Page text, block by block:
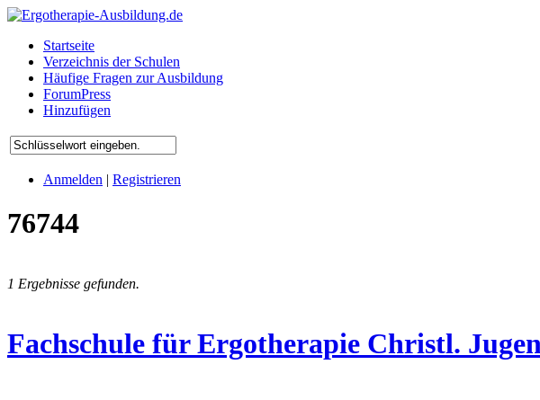
Startseite
Verzeichnis der Schulen
Häufige Fragen zur Ausbildung
ForumPress
Hinzufügen
Anmelden | Registrieren
76744
1 Ergebnisse gefunden.
Fachschule für Ergotherapie Christl.